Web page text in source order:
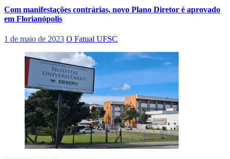
Com manifestações contrárias, novo Plano Diretor é aprovado
em Florianópolis
1 de maio de 2023 O Fatual UFSC